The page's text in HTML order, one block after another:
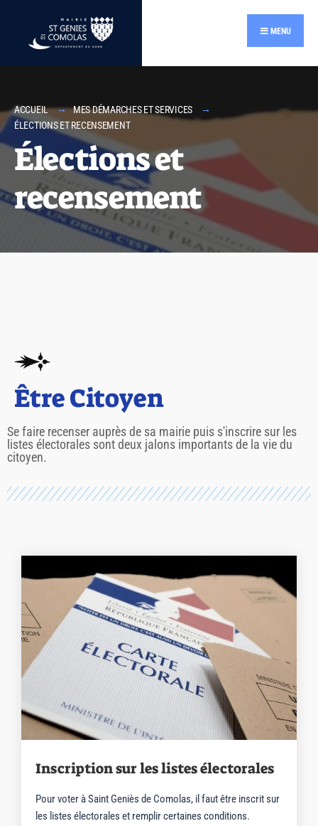
MENU
ACCUEIL
MES DÉMARCHES ET SERVICES
ÉLECTIONS ET RECENSEMENT
Élections et
recensement
Être Citoyen
Se faire recenser auprès de sa mairie puis s'inscrire sur les
listes électorales sont deux jalons importants de la vie du
citoyen.
Inscription sur les listes électorales
Pour voter à Saint Geniès de Comolas, il faut être inscrit sur
les listes électorales et remplir certaines conditions.